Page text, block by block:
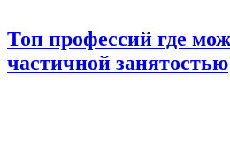
Топ профессий где
частичной занятостью